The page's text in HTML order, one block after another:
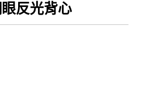
反光背心